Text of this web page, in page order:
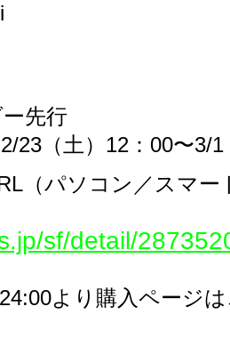
先行
2/23（土）12：00〜3/
（パソコン／スマー
sf/detail/
より購入ページ